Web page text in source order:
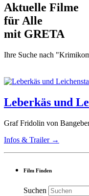
Aktuelle Filme
für Alle
mit GRETA
Ihre Suche nach
Leberkäs und
Graf Fridolin von
Infos & Trailer →
Film Finden
Suchen